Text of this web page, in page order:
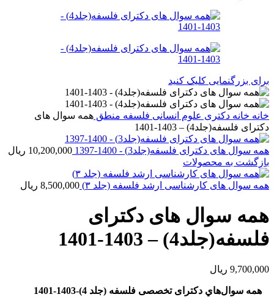
برای بزرگنمایی کلیک کنید
خانه خانه دکتری علوم انسانی فلسفه منطق همه سوال های
دکترای فلسفه(جلد4) – 1403-1401
همه سوال های دکترای فلسفه(جلد3) - 1400-1397 10,200,000 ریال
بازگشت به محصولات
همه سوال های کارشناسی ارشد فلسفه (جلد ۳) 8,500,000 ریال
همه سوال های دکترای
فلسفه(جلد4) – 1403-1401
9,700,000 ریال
همه سوال‌هاي دکترای تخصصی فلسفه (جلد 4)-1403-1401